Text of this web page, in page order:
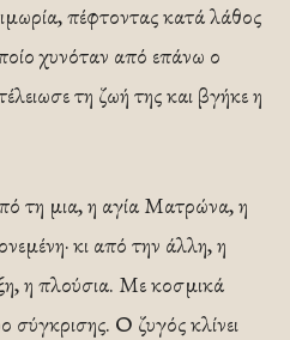
πέφτοντας κατά λάθος
χυνόταν από επάνω ο
τη ζωή της και βγήκε η
τη μια, η αγία Ματρώνα, η
κι από την άλλη, η
η πλούσια. Με κοσμικά
σύγκρισης. Ο ζυγός κλίνει